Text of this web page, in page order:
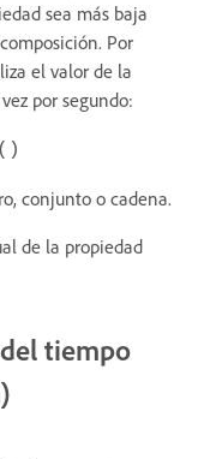
sea más baja
Por
el valor de la
por segundo:
conjunto o cadena.
de la propiedad
tiempo